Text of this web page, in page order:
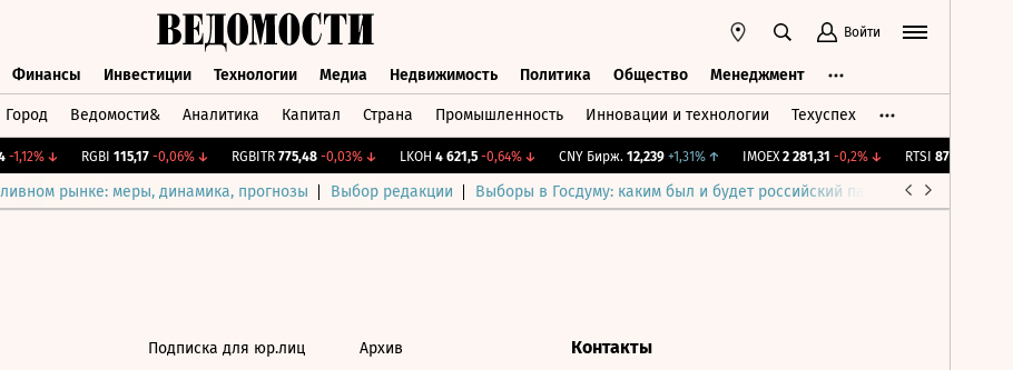
Войти
Финансы Инвестиции Технологии Медиа Недвижимость Политика Общество Менеджмент
Город Ведомости& Аналитика Капитал Страна Промышленность Инновации и технологии Техуспех
-1,12%↓ RGBI 115,17 -0,06%↓ RGBITR 775,48 -0,03%↓ LKOH 4 621,5 -0,64%↓ CNY Бирж. 12,239 +1,31%↑ IMOEX 2 281,31 -0,2%↓ RTSI 874,64
рынке: меры, динамика, прогнозы Выбор редакции Выборы в Госдуму: каким был и будет российский парламент
Подписка для юр.лиц Архив Контакты